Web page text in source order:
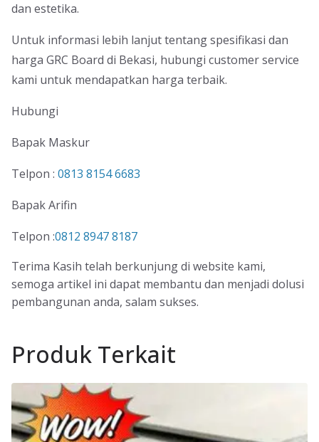
dan estetika.
Untuk informasi lebih lanjut tentang spesifikasi dan
harga GRC Board di Bekasi, hubungi customer service
kami untuk mendapatkan harga terbaik.
Hubungi
Bapak Maskur
Telpon : 0813 8154 6683
Bapak Arifin
Telpon :0812 8947 8187
Terima Kasih telah berkunjung di website kami,
semoga artikel ini dapat membantu dan menjadi dolusi
pembangunan anda, salam sukses.
Produk Terkait